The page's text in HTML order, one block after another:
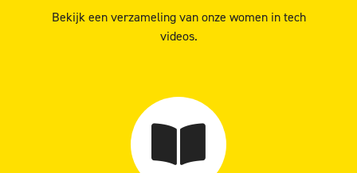
Bekijk een verzameling van onze women in tech
videos.